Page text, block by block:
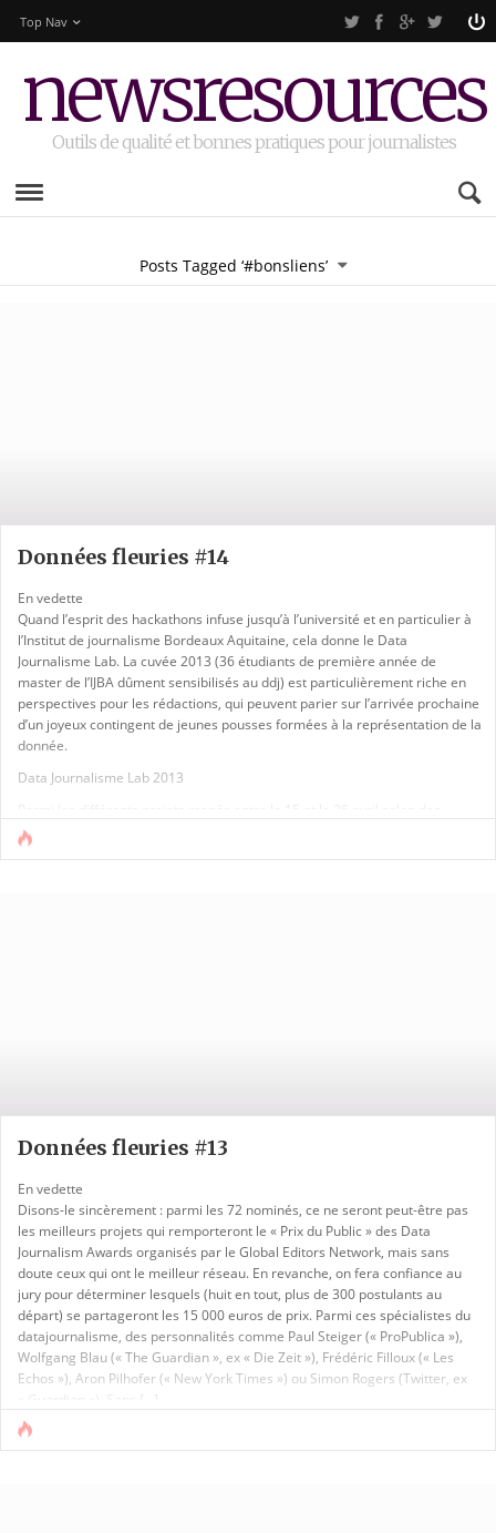
Top Nav
newsresources
Outils de qualité et bonnes pratiques pour journalistes
Posts Tagged ‘#bonsliens’
Données fleuries #14
En vedette
Quand l’esprit des hackathons infuse jusqu’à l’université et en particulier à
l’Institut de journalisme Bordeaux Aquitaine, cela donne le Data
Journalisme Lab. La cuvée 2013 (36 étudiants de première année de
master de l’IJBA dûment sensibilisés au ddj) est particulièrement riche en
perspectives pour les rédactions, qui peuvent parier sur l’arrivée prochaine
d’un joyeux contingent de jeunes pousses formées à la représentation de la
donnée.
Data Journalisme Lab 2013
règles du jeu très précises, [...]
Données fleuries #13
En vedette
Disons-le sincèrement : parmi les 72 nominés, ce ne seront peut-être pas
les meilleurs projets qui remporteront le « Prix du Public » des Data
Journalism Awards organisés par le Global Editors Network, mais sans
doute ceux qui ont le meilleur réseau. En revanche, on fera confiance au
jury pour déterminer lesquels (huit en tout, plus de 300 postulants au
départ) se partageront les 15 000 euros de prix. Parmi ces spécialistes du
datajournalisme, des personnalités comme Paul Steiger (« ProPublica »),
Wolfgang Blau (« The Guardian », ex « Die Zeit »), Frédéric Filloux (« Les
Echos »), Aron Pilhofer (« New York Times ») ou Simon Rogers (Twitter, ex
« Guardian »). Sans [...]